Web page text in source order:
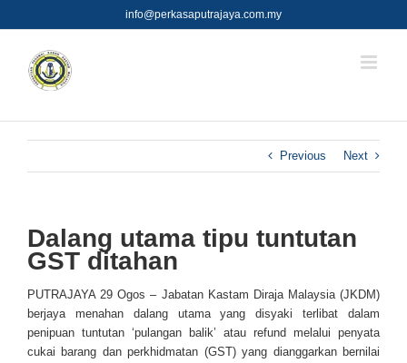
to
info@perkasaputrajaya.com.my
Previous Next
Dalang utama tipu tuntutan
GST ditahan
PUTRAJAYA 29 Ogos – Jabatan Kastam Diraja Malaysia (JKDM)
berjaya menahan dalang utama yang disyaki terlibat dalam
penipuan tuntutan ‘pulangan balik’ atau refund melalui penyata
cukai barang dan perkhidmatan (GST) yang dianggarkan bernilai